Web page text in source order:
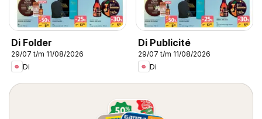
Di Folder
29/07 t/m 11/08/2026
Di
Di Publicité
29/07 t/m 11/08/2026
Di